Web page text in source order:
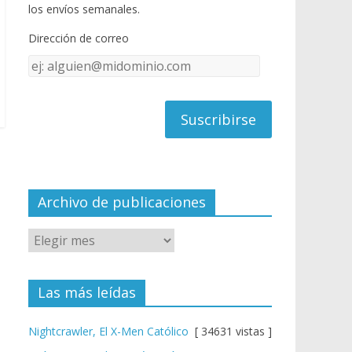
o
k e
C
el
los envíos semanales.
Dirección de correo
Dirección
Archivo de publicaciones
Las más leídas
Nightcrawler, El X-Men Católico [ 34631 vistas ]